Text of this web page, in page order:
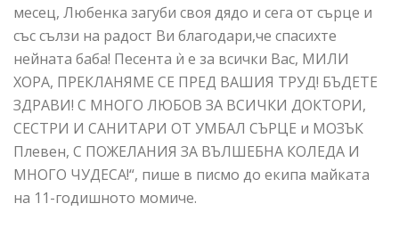
месец, Любенка загуби своя дядо и сега от сърце и
със сълзи на радост Ви благодари,че спасихте
нейната баба! Песента ѝ е за всички Вас, МИЛИ
ХОРА, ПРЕКЛАНЯМЕ СЕ ПРЕД ВАШИЯ ТРУД! БЪДЕТЕ
ЗДРАВИ! С МНОГО ЛЮБОВ ЗА ВСИЧКИ ДОКТОРИ,
СЕСТРИ И САНИТАРИ ОТ УМБАЛ СЪРЦЕ и МОЗЪК
Плевен, С ПОЖЕЛАНИЯ ЗА ВЪЛШЕБНА КОЛЕДА И
МНОГО ЧУДЕСА!“, пише в писмо до екипа майката
на 11-годишното момиче.